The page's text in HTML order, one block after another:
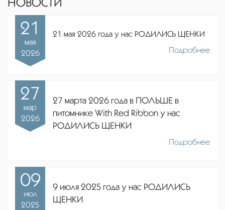
21
мая
2026
21 мая 2026 года у нас РОДИЛИСЬ ЩЕНКИ
Подробнее
27
мар
2026
27 марта 2026 года в ПОЛЬШЕ в
питомнике With Red Ribbon у нас
РОДИЛИСЬ ЩЕНКИ
Подробнее
09
июл
2025
9 июля 2025 года у нас РОДИЛИСЬ
ЩЕНКИ